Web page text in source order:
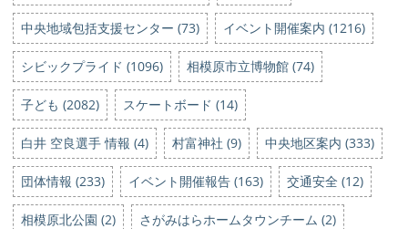
中央地域包括支援センター (73) イベント開催案内 (1216)
シビックプライド (1096) 相模原市立博物館 (74)
子ども (2082) スケートボード (14)
白井 空良選手 情報 (4) 村富神社 (9) 中央地区案内 (333)
団体情報 (233) イベント開催報告 (163) 交通安全 (12)
相模原北公園 (2) さがみはらホームタウンチーム (2)